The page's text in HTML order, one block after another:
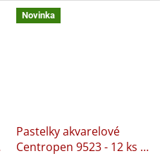
Novinka
Pastelky akvarelové
Centropen 9523 - 12 ks +